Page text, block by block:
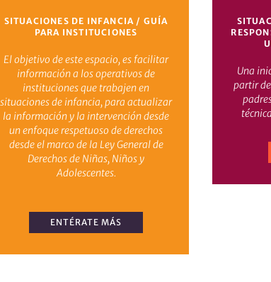
SITUACIONES DE INFANCIA / GUÍA
PARA INSTITUCIONES
El objetivo de este espacio, es facilitar
información a los operativos de
instituciones que trabajen en
situaciones de infancia, para actualizar
la información y la intervención desde
un enfoque respetuoso de derechos
desde el marco de la Ley General de
Derechos de Niñas, Niños y
Adolescentes.
ENTÉRATE MÁS
Una
partir